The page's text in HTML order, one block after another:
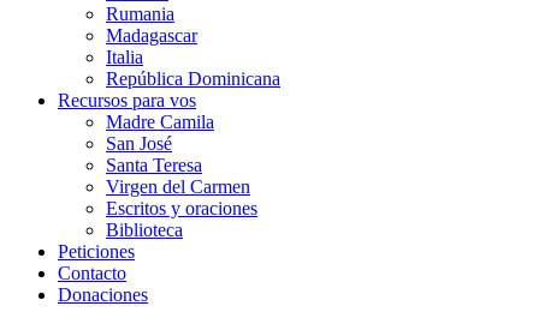
Rumania
Madagascar
Italia
República Dominicana
Recursos para vos
Madre Camila
San José
Santa Teresa
Virgen del Carmen
Escritos y oraciones
Biblioteca
Peticiones
Contacto
Donaciones